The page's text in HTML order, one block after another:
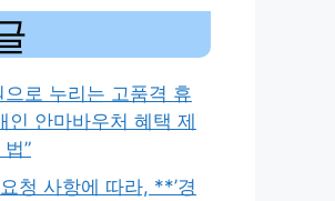
으로 누리는 고품격 휴
인 안마바우처 혜택 제
”
청 사항에 따라, **’경